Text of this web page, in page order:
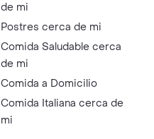
de mi
Postres cerca de mi
Comida Saludable cerca
de mi
Comida a Domicilio
Comida Italiana cerca de
mi